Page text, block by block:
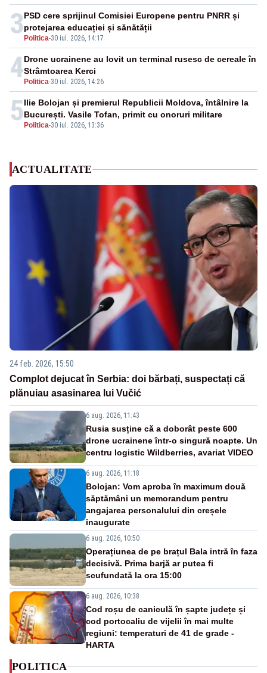
3 Politica-30 iul. 2026, 14:17
PSD cere sprijinul Comisiei Europene pentru PNRR și
protejarea educației și sănătății
4 Politica-30 iul. 2026, 14:26
Drone ucrainene au lovit un terminal rusesc de cereale în
Strâmtoarea Kerci
5 Politica-30 iul. 2026, 13:36
Ilie Bolojan și premierul Republicii Moldova, întâlnire la
București. Vasile Tofan, primit cu onoruri militare
ACTUALITATE
24 feb. 2026, 15:50
Complot dejucat în Serbia: doi bărbați, suspectați că
plănuiau asasinarea lui Vučić
6 aug. 2026, 11:43
Rusia susține că a doborât peste 600
drone ucrainene într-o singură noapte. Un
centru logistic Wildberries, avariat VIDEO
6 aug. 2026, 11:18
Bolojan: Vom aproba în maximum două
săptămâni un memorandum pentru
angajarea personalului din creșele
inaugurate
6 aug. 2026, 10:50
Operațiunea de pe brațul Bala intră în faza
decisivă. Prima barjă ar putea fi
scufundată la ora 15:00
6 aug. 2026, 10:38
Cod roșu de caniculă în șapte județe și
cod portocaliu de vijelii în mai multe
regiuni: temperaturi de 41 de grade -
HARTA
POLITICA